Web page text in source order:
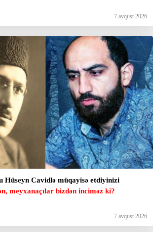
7 avqust 2026
Hüseyn Cavidlə müqayisə etdiyinizi
meyxanaçılar bizdən inciməz ki?
7 avqust 2026